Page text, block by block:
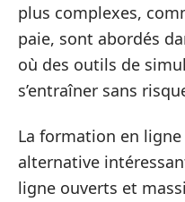
plus complexes,
paie, sont abordés
où des outils de
s’entraîner sans
La formation en
alternative
ligne ouverts et